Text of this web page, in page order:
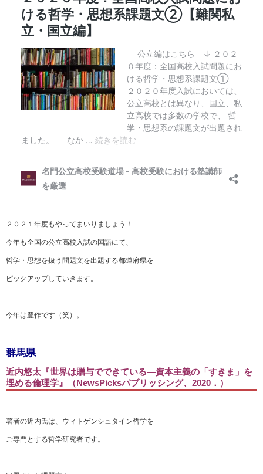
２０２１年度もやってまいりましょう！
今年も全国の公立高校入試の国語にて、
哲学・思想を扱う問題文を出題する都道府県を
ピックアップしていきます。
今年は豊作です（笑）。
群馬県
近内悠太『世界は贈与でできている―資本主義の「すきま」を
埋める倫理学』（NewsPicksパブリッシング、2020．）
著者の近内氏は、ウィトゲンシュタイン哲学を
ご専門とする哲学研究者です。